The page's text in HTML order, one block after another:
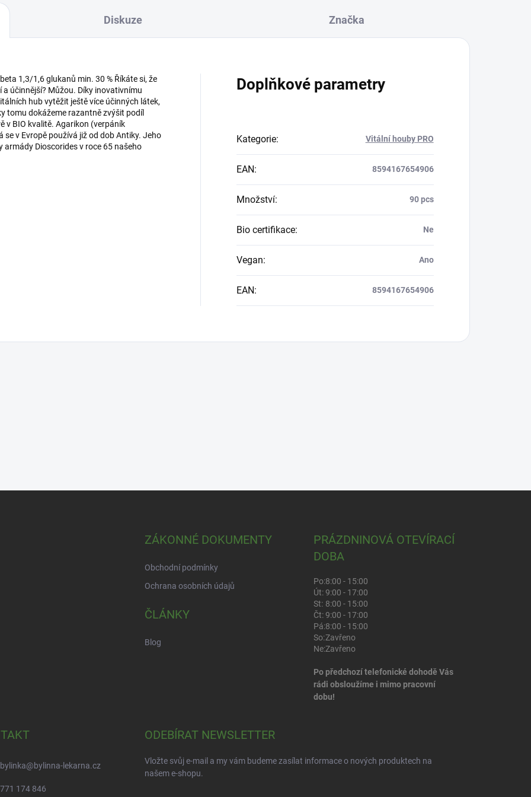
Diskuze Značka
1,3/1,6 glukanů min. 30 % Říkáte si, že
účinnější? Můžou. Díky inovativnímu
hub vytěžit ještě více účinných látek,
tomu dokážeme razantně zvýšit podíl
v BIO kvalitě. Agarikon (verpáník
v Evropě používá již od dob Antiky. Jeho
Dioscorides v roce 65 našeho
Doplňkové parametry
Kategorie: Vitální houby PRO
EAN: 8594167654906
Množství: 90 pcs
Bio certifikace: Ne
Vegan: Ano
EAN: 8594167654906
ZÁKONNÉ DOKUMENTY
Obchodní podmínky
Ochrana osobních údajů
ČLÁNKY
Blog
PRÁZDNINOVÁ OTEVÍRACÍ
DOBA
Po:8:00 - 15:00
Út: 9:00 - 17:00
St: 8:00 - 15:00
Čt: 9:00 - 17:00
Pá:8:00 - 15:00
So:Zavřeno
Ne:Zavřeno
Po předchozí telefonické dohodě Vás
rádi obsloužíme i mimo pracovní
dobu!
bylinka@bylinna-lekarna.cz
771 174 846
ODEBÍRAT NEWSLETTER
Vložte svůj e-mail a my vám budeme zasílat informace o nových produktech na
našem e-shopu.